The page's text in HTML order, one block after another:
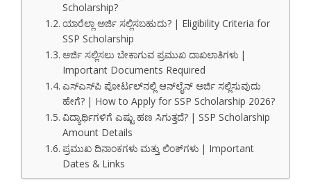
Scholarship?
ಯಾರೆಲ್ಲಾ ಅರ್ಜಿ ಸಲ್ಲಿಸಬಹುದು? | Eligibility Criteria for
SSP Scholarship
ಅರ್ಜಿ ಸಲ್ಲಿಸಲು ಬೇಕಾಗುವ ಪ್ರಮುಖ ದಾಖಲಾತಿಗಳು |
Important Documents Required
ಎಸ್‌ಎಸ್‌ಪಿ ಪೋರ್ಟಲ್‌ನಲ್ಲಿ ಆನ್‌ಲೈನ್ ಅರ್ಜಿ ಸಲ್ಲಿಸುವುದು
ಹೇಗೆ? | How to Apply for SSP Scholarship 2026?
ವಿದ್ಯಾರ್ಥಿಗಳಿಗೆ ಎಷ್ಟು ಹಣ ಸಿಗುತ್ತದೆ? | SSP Scholarship
Amount Details
ಪ್ರಮುಖ ದಿನಾಂಕಗಳು ಮತ್ತು ಲಿಂಕ್‌ಗಳು | Important
Dates & Links